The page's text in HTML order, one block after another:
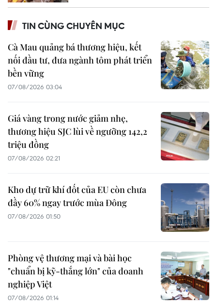
TIN CÙNG CHUYÊN MỤC
Cà Mau quảng bá thương hiệu, kết
nối đầu tư, đưa ngành tôm phát triển
bền vững
07/08/2026 03:04
Giá vàng trong nước giảm nhẹ,
thương hiệu SJC lùi về ngưỡng 142,2
triệu đồng
07/08/2026 02:21
Kho dự trữ khí đốt của EU còn chưa
đầy 60% ngay trước mùa Đông
07/08/2026 01:50
Phòng vệ thương mại và bài học
"chuẩn bị kỹ-thắng lớn" của doanh
nghiệp Việt
07/08/2026 01:14